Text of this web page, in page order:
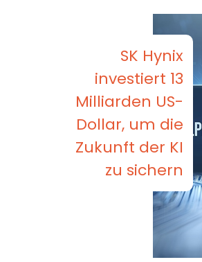
SK Hynix
investiert 13
Milliarden US-
Dollar, um die
Zukunft der KI
zu sichern